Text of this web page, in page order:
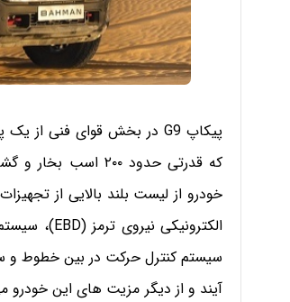
سیستم کنترل حرکت در بین خطوط و
آیند و از دیگر مزیت های این خودرو